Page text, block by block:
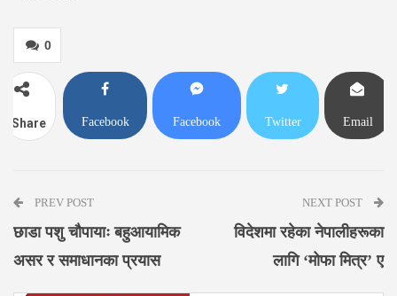
0
Share Facebook Facebook Twitter Email
PREV POST
छाडा पशु चौपायाः बहुआयामिक
असर र समाधानका प्रयास
NEXT POST
विदेशमा रहेका नेपालीहरूका
लागि ‘मोफा मित्र’ ए